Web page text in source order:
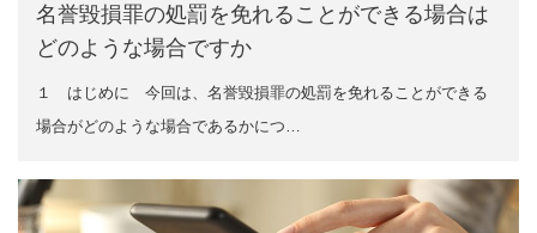
名誉毀損罪の処罰を免れることができる場合は
どのような場合ですか
１ はじめに 今回は、名誉毀損罪の処罰を免れることができる
場合がどのような場合であるかにつ…